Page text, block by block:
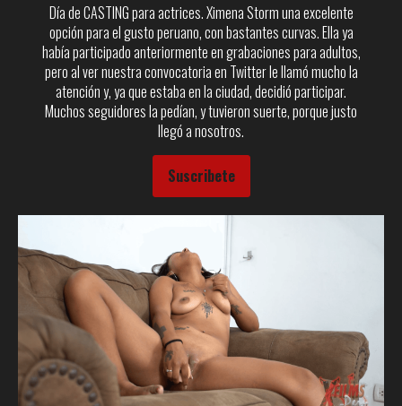
Día de CASTING para actrices. Ximena Storm una excelente
opción para el gusto peruano, con bastantes curvas. Ella ya
había participado anteriormente en grabaciones para adultos,
pero al ver nuestra convocatoria en Twitter le llamó mucho la
atención y, ya que estaba en la ciudad, decidió participar.
Muchos seguidores la pedían, y tuvieron suerte, porque justo
llegó a nosotros.
Suscribete